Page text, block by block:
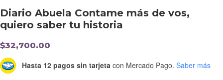
Diario Abuela Contame más de vos,
quiero saber tu historia
$32,700.00
Hasta 12 pagos sin tarjeta con Mercado Pago. Saber más